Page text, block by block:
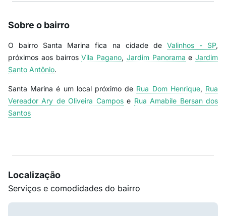
Sobre o bairro
O bairro Santa Marina fica na cidade de Valinhos - SP,
próximos aos bairrosVila Pagano, Jardim Panorama e Jardim
Santo Antônio.
Santa Marina é um local próximo de Rua Dom Henrique, Rua
Vereador Ary de Oliveira Campose Rua Amabile Bersan dos
Santos
Localização
Serviços e comodidades do bairro